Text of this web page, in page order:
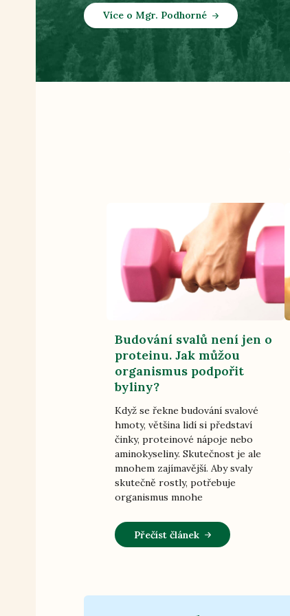
Více o Mgr. Podhorné
Budování svalů není jen o
proteinu. Jak můžou
organismus podpořit
byliny?
Když se řekne budování svalové
hmoty, většina lidí si představí
činky, proteinové nápoje nebo
aminokyseliny. Skutečnost je ale
mnohem zajímavější. Aby svaly
skutečně rostly, potřebuje
organismus mnohe
Přečíst článek